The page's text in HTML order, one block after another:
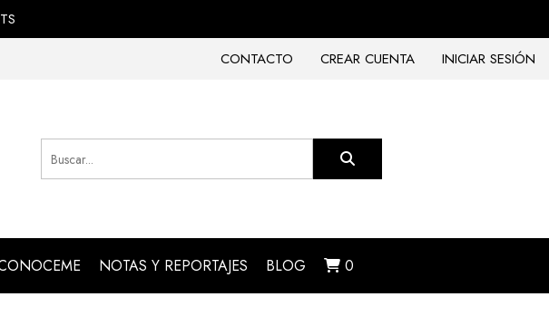
CONTACTO
CREAR CUENTA INICIAR SESIÓN
NOTAS Y REPORTAJES BLOG 0